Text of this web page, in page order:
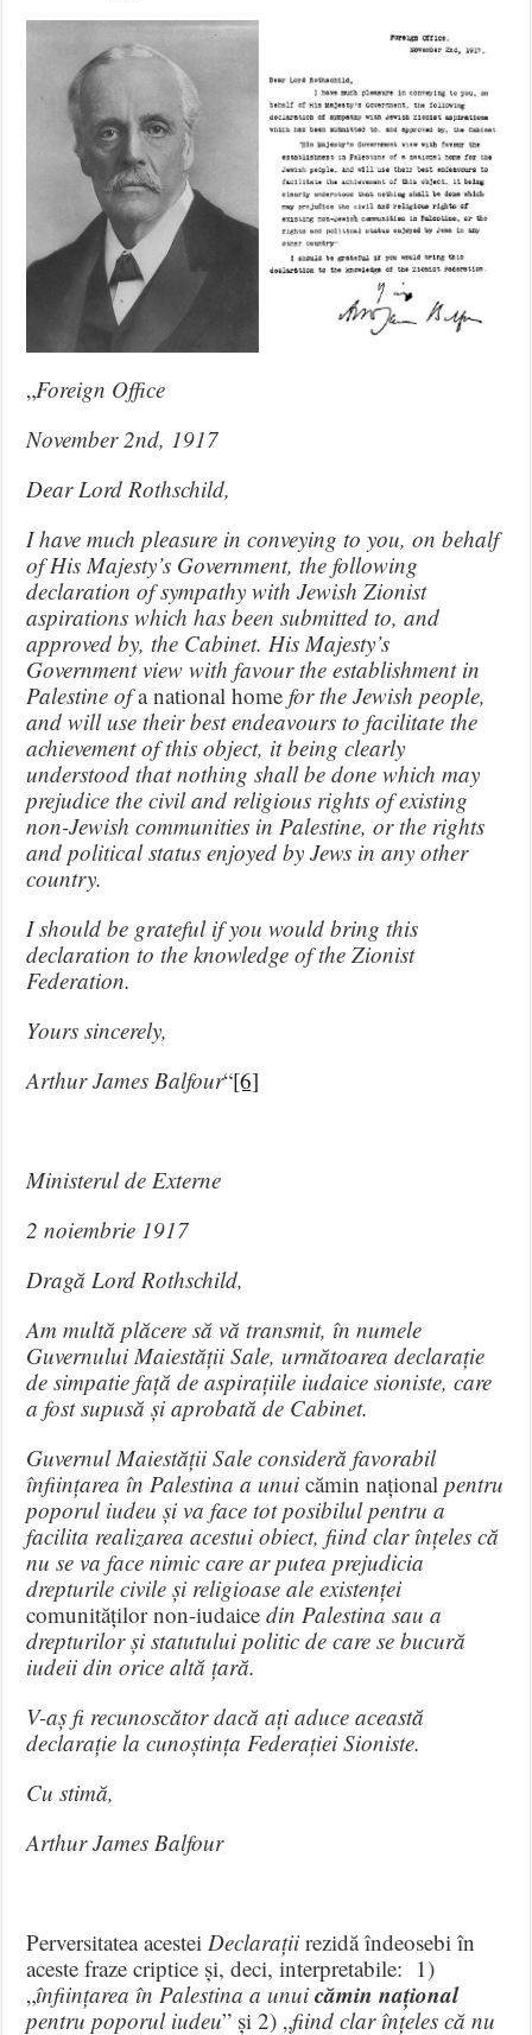
„Foreign Office
November 2nd, 1917
Dear Lord Rothschild,
I have much pleasure in conveying to you, on behalf
of His Majesty’s Government, the following
declaration of sympathy with Jewish Zionist
aspirations which has been submitted to, and
approved by, the Cabinet. His Majesty’s
Government view with favour the establishment in
Palestine ofa national home for the Jewish people,
and will use their best endeavours to facilitate the
achievement of this object, it being clearly
understood that nothing shall be done which may
prejudice the civil and religious rights of existing
non-Jewish communities in Palestine, or the rights
and political status enjoyed by Jews in any other
country.
I should be grateful if you would bring this
declaration to the knowledge of the Zionist
Federation.
Yours sincerely,
Arthur James Balfour“[6]
Ministerul de Externe
2 noiembrie 1917
Dragă Lord Rothschild,
Am multă plăcere să vă transmit, în numele
Guvernului Maiestății Sale, următoarea declarație
de simpatie față de aspirațiile iudaice sioniste, care
a fost supusă și aprobată de Cabinet.
Guvernul Maiestății Sale consideră favorabil
înființarea în Palestina a unuicămin național pentru
poporul iudeu și va face tot posibilul pentru a
facilita realizarea acestui obiect, fiind clar înțeles că
nu se va face nimic care ar putea prejudicia
drepturile civile și religioase ale existenței
comunităților non-iudaice din Palestina sau a
drepturilor și statutului politic de care se bucură
iudeii din orice altă țară.
V-aș fi recunoscător dacă ați aduce această
declarație la cunoștința Federației Sioniste.
Cu stimă,
Arthur James Balfour
Perversitatea acesteiDeclarații rezidă îndeosebi în
aceste fraze criptice și, deci, interpretabile: 1)
„înființarea în Palestina a unuicămin național
pentru poporul iudeu” și 2) „fiind clar înțeles că nu